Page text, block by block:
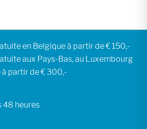
en Belgique à partir de € 150,-
aux Pays-Bas, au Luxembourg
à partir de € 300,-
48 heures